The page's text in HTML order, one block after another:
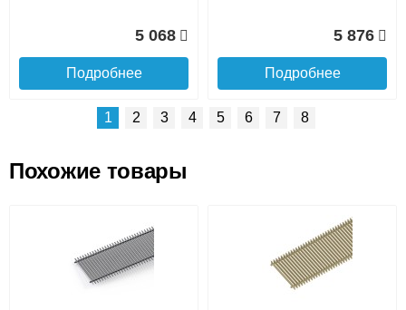
до подъезда
5 068
Подробнее
5 876
Подробнее
поперечная itermic
SGL.800.400 цвета
Решетка алюминиевая
поперечная itermic
SGL.900.160 цвета
шампань
1 2 3 4 5 6 7 8
Похожие товары